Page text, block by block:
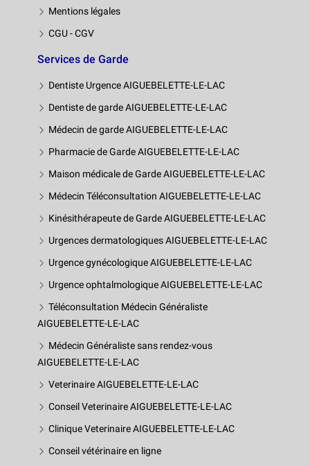
Mentions légales
CGU - CGV
Services de Garde
Dentiste Urgence AIGUEBELETTE-LE-LAC
Dentiste de garde AIGUEBELETTE-LE-LAC
Médecin de garde AIGUEBELETTE-LE-LAC
Pharmacie de Garde AIGUEBELETTE-LE-LAC
Maison médicale de Garde AIGUEBELETTE-LE-LAC
Médecin Téléconsultation AIGUEBELETTE-LE-LAC
Kinésithérapeute de Garde AIGUEBELETTE-LE-LAC
Urgences dermatologiques AIGUEBELETTE-LE-LAC
Urgence gynécologique AIGUEBELETTE-LE-LAC
Urgence ophtalmologique AIGUEBELETTE-LE-LAC
Téléconsultation Médecin Généraliste
AIGUEBELETTE-LE-LAC
Médecin Généraliste sans rendez-vous
AIGUEBELETTE-LE-LAC
Veterinaire AIGUEBELETTE-LE-LAC
Conseil Veterinaire AIGUEBELETTE-LE-LAC
Clinique Veterinaire AIGUEBELETTE-LE-LAC
Conseil vétérinaire en ligne